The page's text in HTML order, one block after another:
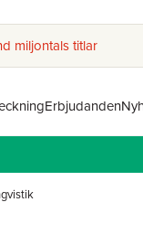
miljontals titlar
Erbjudanden